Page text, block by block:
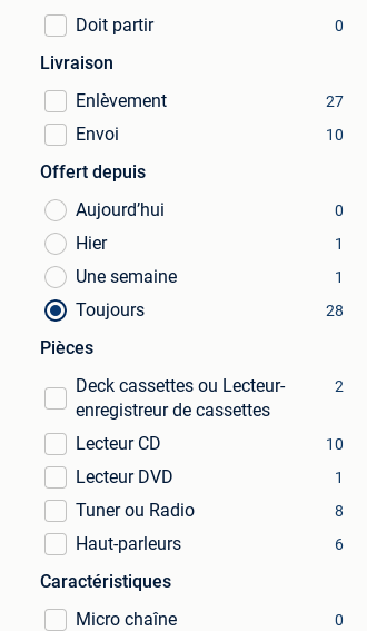
Doit partir
0
Livraison
Enlèvement
27
Envoi 10
Offert depuis
Aujourd’hui
0
Hier 1
Une semaine 1
Toujours 28
Pièces
Deck cassettes ou Lecteur-
enregistreur de cassettes
2
Lecteur CD 10
Lecteur DVD 1
Tuner ou Radio 8
Haut-parleurs 6
Caractéristiques
Micro chaîne
0